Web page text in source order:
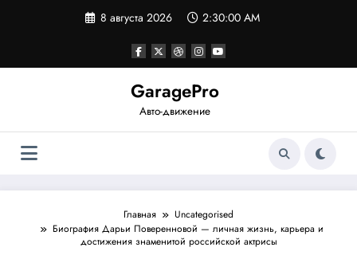
8 августа 2026 2:30:01 AM
GaragePro
Авто-движение
Главная
Uncategorised
Биография Дарьи Поверенновой — личная жизнь, карьера и
достижения знаменитой российской актрисы